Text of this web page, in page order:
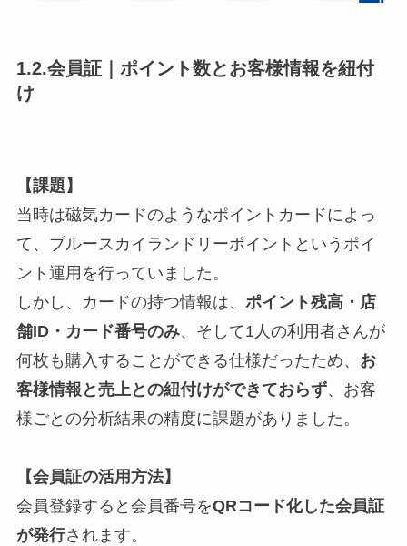
1.2.会員証｜ポイント数とお客様情報を紐付
け
【課題】
当時は磁気カードのようなポイントカードによっ
て、ブルースカイランドリーポイントというポイ
ント運用を行っていました。
しかし、カードの持つ情報は、 ポイント残高・店
舗ID・カード番号のみ、そして1人の利用者さんが
何枚も購入することができる仕様だったため、 お
客様情報と売上との紐付けができておらず、お客
様ごとの分析結果の精度に課題がありました。
【会員証の活用方法】
会員登録すると会員番号をQRコード化した会員証
が発行されます。